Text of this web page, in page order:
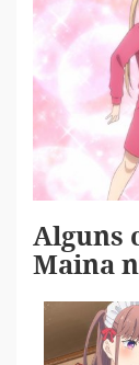
Alguns
Maina